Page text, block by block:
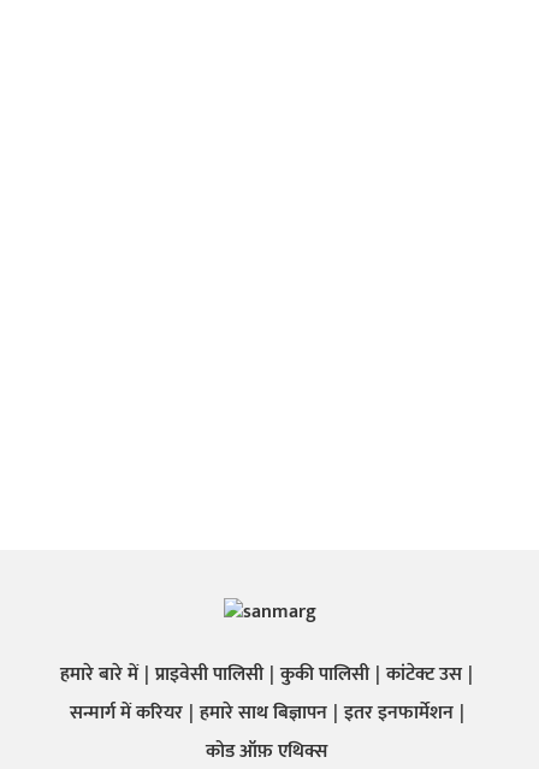
हमारे बारे में प्राइवेसी पालिसी कुकी पालिसी कांटेक्ट उस
सन्मार्ग में करियर हमारे साथ बिज्ञापन इतर इनफार्मेशन
कोड ऑफ़ एथिक्स